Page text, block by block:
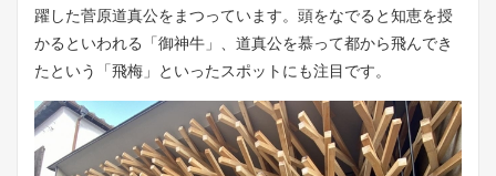
躍した菅原道真公をまつっています。頭をなでると知恵を授
かるといわれる「御神牛」、道真公を慕って都から飛んでき
たという「飛梅」といったスポットにも注目です。